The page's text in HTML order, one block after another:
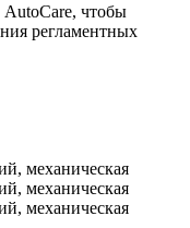
AutoCare, чтобы
регламентных
механическая
механическая
механическая